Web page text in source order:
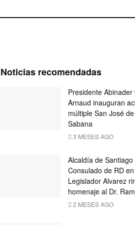
Noticias recomendadas
Presidente Abinader
Arnaud inauguran
múltiple San José
Sabana
3 MESES AGO
Alcaldía de
Consulado de RD
Legislador Alvarez
homenaje al Dr.
2 MESES AGO